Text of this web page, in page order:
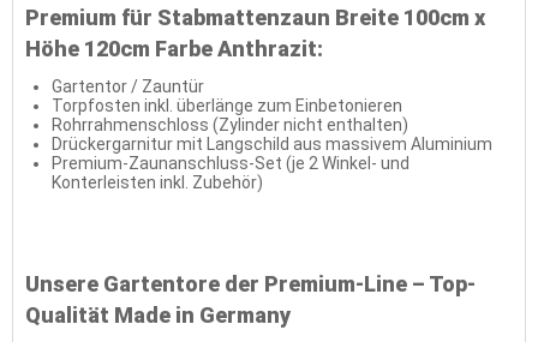
Premium für Stabmattenzaun Breite 100cm x
Höhe 120cm Farbe Anthrazit:
Gartentor / Zauntür
Torpfosten inkl. überlänge zum Einbetonieren
Rohrrahmenschloss (Zylinder nicht enthalten)
Drückergarnitur mit Langschild aus massivem Aluminium
Premium-Zaunanschluss-Set (je 2 Winkel- und
Konterleisten inkl. Zubehör)
Unsere Gartentore der Premium-Line – Top-
Qualität Made in Germany